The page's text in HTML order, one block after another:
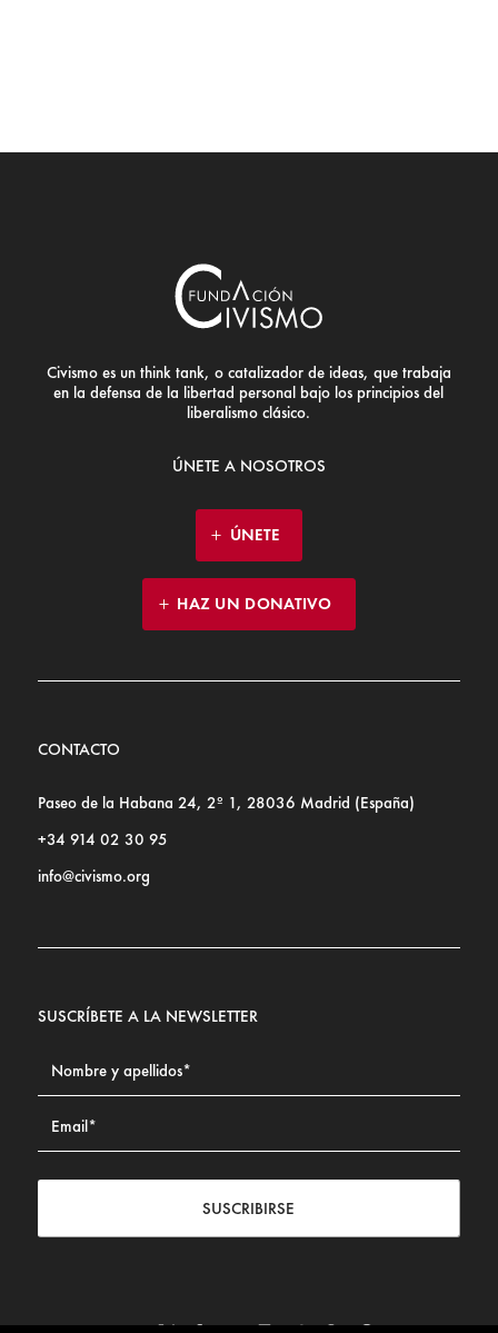
Civismo es un think tank, o catalizador de ideas, que trabaja
en la defensa de la libertad personal bajo los principios del
liberalismo clásico.
ÚNETE A NOSOTROS
ÚNETE
HAZ UN DONATIVO
CONTACTO
Paseo de la Habana 24, 2º 1, 28036 Madrid (España)
+34 914 02 30 95
info@civismo.org
SUSCRÍBETE A LA NEWSLETTER
SUSCRIBIRSE